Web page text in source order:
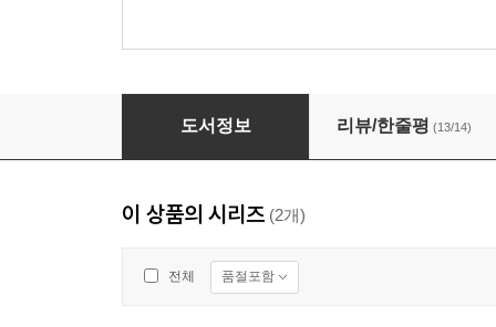
삼국사기 1
도서정보 리뷰/한줄평 (13/14)
이 상품의 시리즈 (2개)
전체 품절포함